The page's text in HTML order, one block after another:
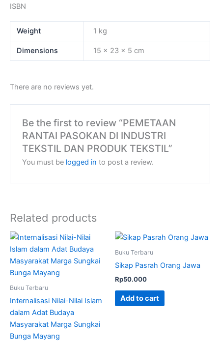
ISBN
Weight 1 kg
Dimensions 15 × 23 × 5 cm
There are no reviews yet.
Be the first to review “PEMETAAN
RANTAI PASOKAN DI INDUSTRI
TEKSTIL DAN PRODUK TEKSTIL”
You must be logged in to post a review.
Related products
Buku Terbaru
Internalisasi Nilai-Nilai Islam
dalam Adat Budaya
Masyarakat Marga Sungkai
Bunga Mayang
Buku Terbaru
Sikap Pasrah Orang Jawa
Rp50.000
Add to cart